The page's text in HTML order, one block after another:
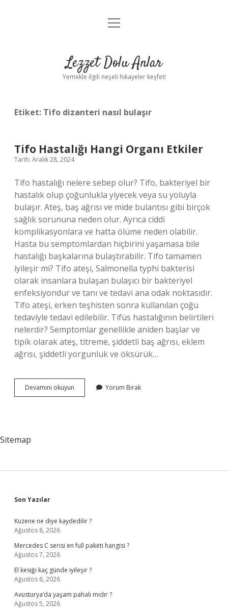
Anasayfa
Yasal Uyarı
menüyü
Lezzet Dolu Anlar
Yemekle ilgili neşeli hikayeler keşfet!
Etiket: Tifo dizanteri nasıl bulaşır
Tifo Hastalığı Hangi Organı Etkiler
Tarih: Aralık 28, 2024
Tifo hastalığı nelere sebep olur? Tifo, bakteriyel bir
hastalık olup çoğunlukla yiyecek veya su yoluyla
bulaşır. Ateş, baş ağrısı ve mide bulantısı gibi birçok
sağlık sorununa neden olur. Ayrıca ciddi
komplikasyonlara ve hatta ölüme neden olabilir.
Hasta bu semptomlardan hiçbirini yaşamasa bile
hastalığı başkalarına bulaştırabilir. Tifo tamamen
iyileşir mi? Tifo ateşi, Salmonella typhi bakterisi
olarak insanlara bulaşan bulaşıcı bir bakteriyel
enfeksiyondur ve tanı ve tedavi ana odak noktasıdır.
Tifo ateşi, erken teşhisten sonra kullanılan çoğu
tedaviyle tedavi edilebilir. Tifüs hastalığının belirtileri
nelerdir? Semptomlar genellikle aniden başlar ve
tipik olarak ateş, titreme, şiddetli baş ağrısı, eklem
ağrısı, şiddetli yorgunluk ve öksürük…
Devamını okuyun
Hastalığı
Yorum Bırak
Sitemap
Sidebar
Son Yazılar
Kuzene ne diye kaydedilir ?
Ağustos 8, 2026
Mercedes C serisi en full paketi hangisi ?
Ağustos 7, 2026
El kesiği kaç günde iyileşir ?
Ağustos 6, 2026
Avusturya’da yaşam pahalı mıdır ?
Ağustos 5, 2026